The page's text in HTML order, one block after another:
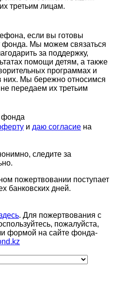
третьим лицам.
если вы готовы
фонда. Мы можем связаться
за поддержку,
помощи детям, а также
программах и
них. Мы бережно относимся
передаем их третьим
фонда
и даю согласие на
следите за
пожертвовании поступает
банковских дней.
. Для пожертвования с
пожалуйста,
формой на сайте фонда-